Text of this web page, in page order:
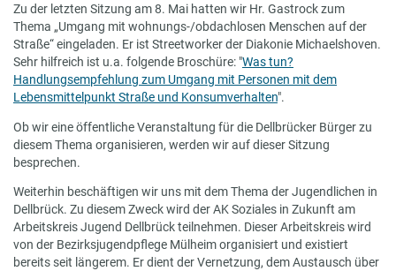
Zu der letzten Sitzung am 8. Mai hatten wir Hr. Gastrock zum
Thema „Umgang mit wohnungs-/obdachlosen Menschen auf der
Straße“ eingeladen. Er ist Streetworker der Diakonie Michaelshoven.
Sehr hilfreich ist u.a. folgende Broschüre: "Was tun?
Handlungsempfehlung zum Umgang mit Personen mit dem
Lebensmittelpunkt Straße und Konsumverhalten".
Ob wir eine öffentliche Veranstaltung für die Dellbrücker Bürger zu
diesem Thema organisieren, werden wir auf dieser Sitzung
besprechen.
Weiterhin beschäftigen wir uns mit dem Thema der Jugendlichen in
Dellbrück. Zu diesem Zweck wird der AK Soziales in Zukunft am
Arbeitskreis Jugend Dellbrück teilnehmen. Dieser Arbeitskreis wird
von der Bezirksjugendpflege Mülheim organisiert und existiert
bereits seit längerem. Er dient der Vernetzung, dem Austausch über